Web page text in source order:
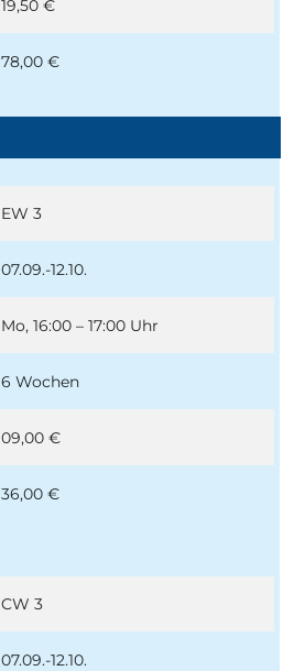
19,50 €
78,00 €
EW 3
07.09.-12.10.
Mo, 16:00 – 17:00 Uhr
6 Wochen
09,00 €
36,00 €
CW 3
07.09.-12.10.